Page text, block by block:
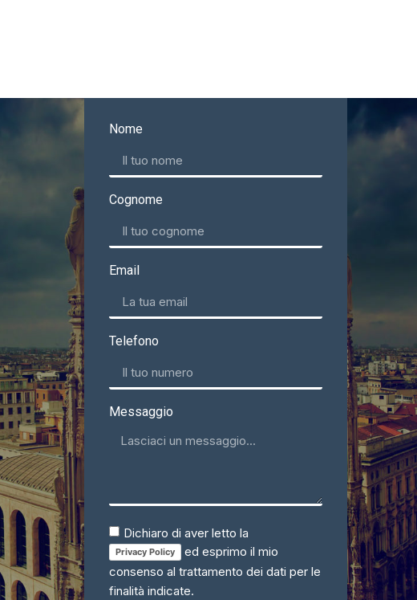
Nome
Cognome
Email
Telefono
Messaggio
Dichiaro di aver letto la
Privacy Policy
ed esprimo il mio
consenso al trattamento dei dati per le
finalità indicate.